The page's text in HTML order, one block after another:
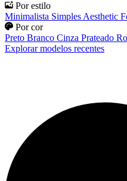
Por estilo
Minimalista Simples Aesthetic
Por cor
Preto Branco Cinza Prateado
Explorar modelos recentes